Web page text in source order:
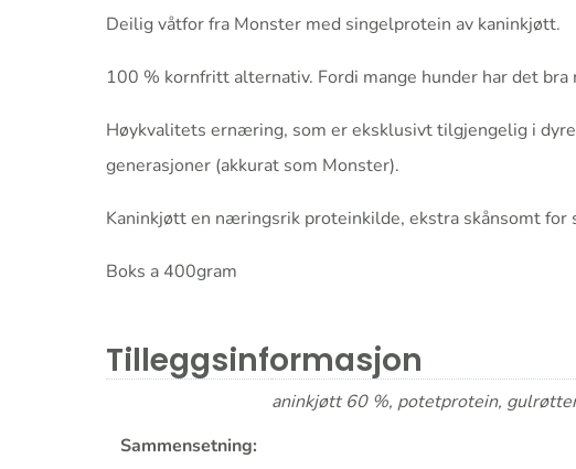
Deilig våtfor fra Monster med singelprotein av kaninkjøtt.
100 % kornfritt alternativ. Fordi mange hunder har det
Høykvalitets ernæring, som er eksklusivt tilgjengelig i
generasjoner (akkurat som Monster).
Kaninkjøtt en næringsrik proteinkilde, ekstra skånsomt for
Boks a 400gram
Tilleggsinformasjon
Sammensetning:
aninkjøtt 60 %, potetprotein,